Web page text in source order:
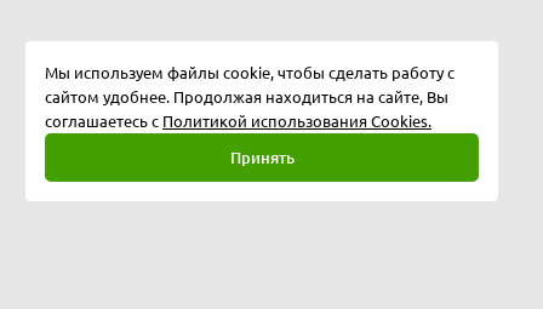
Мы используем файлы cookie, чтобы сделать работу с
сайтом удобнее. Продолжая находиться на сайте, Вы
соглашаетесь с Политикой использования Cookies.
Принять